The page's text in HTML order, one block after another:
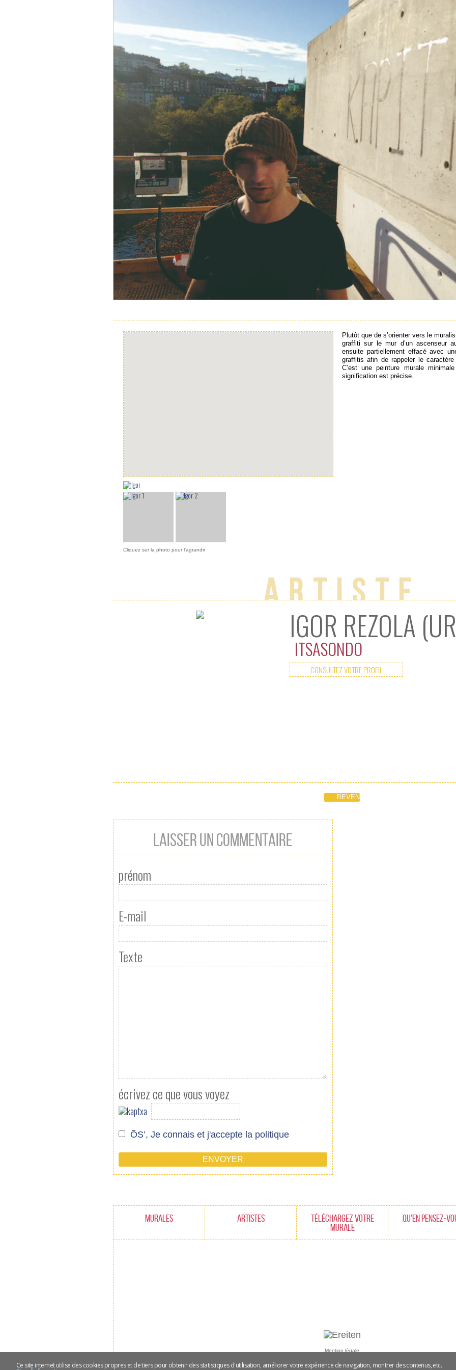
Ce site internet utilise des cookies propres et de tiers pour obtenir des statistiques d'utilisation, améliorer votre expérience de navigation, montrer des contenus, etc.
Cliquez sur la photo pour l'agrandir
Plutôt que de s’orienter vers le
graffiti sur le mur d’un ascenseur
ensuite partiellement effacé avec
graffitis afin de rappeler le
C’est une peinture murale
signification est précise.
Artiste
IGOR REZOLA
ITSASONDO
CONSULTEZ VOTRE PROFIL
REVENIR
LAISSER UN COMMENTAIRE
prénom
E-mail
Texte
écrivez ce que vous voyez
ÕS’, Je connais et j'accepte la politique
MURALES ARTISTES
TÉLÉCHARGEZ VOTRE
MURALE
QU'EN PENSEZ-
Mention légale